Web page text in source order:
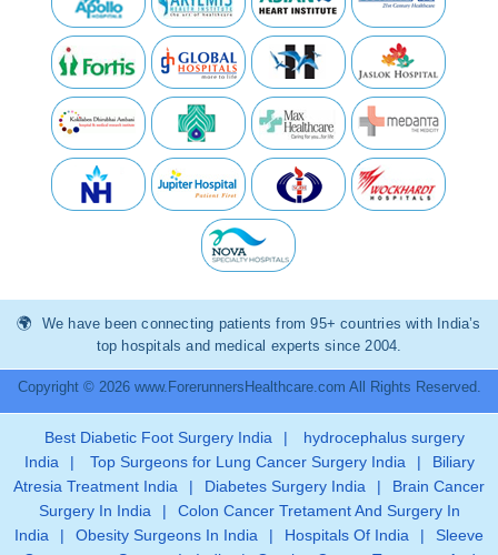
We have been connecting patients from 95+ countries with India’s
top hospitals and medical experts since 2004.
Copyright © 2026 www.ForerunnersHealthcare.com All Rights Reserved.
Best Diabetic Foot Surgery India |
hydrocephalus surgery
India
| Top Surgeons for Lung Cancer Surgery India |
Biliary
Atresia Treatment India
| Diabetes Surgery India |
Brain Cancer
Surgery In India
|
Colon Cancer Tretament And Surgery In
India
| Obesity Surgeons In India | Hospitals Of India |
Sleeve